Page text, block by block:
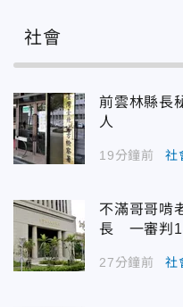
社會
前雲林縣長
人
19分鐘前 社
不滿哥哥啃
長 一審判
27分鐘前 社